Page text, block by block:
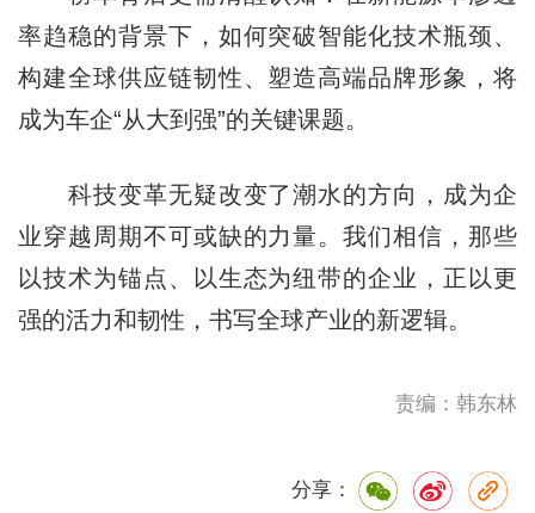
率趋稳的背景下，如何突破智能化技术瓶颈、
构建全球供应链韧性、塑造高端品牌形象，将
成为车企“从大到强”的关键课题。
科技变革无疑改变了潮水的方向，成为企
业穿越周期不可或缺的力量。我们相信，那些
以技术为锚点、以生态为纽带的企业，正以更
强的活力和韧性，书写全球产业的新逻辑。
责编：韩东林
分享：